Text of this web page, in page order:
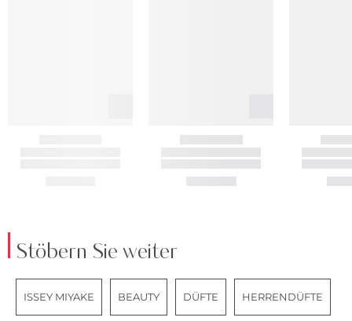
Stöbern Sie weiter
ISSEY MIYAKE BEAUTY DÜFTE HERRENDÜFTE